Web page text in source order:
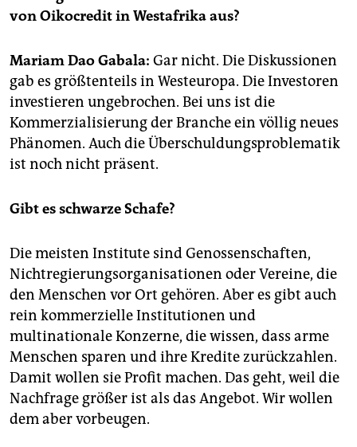
epaper login
von Oikocredit in Westafrika aus?
Mariam Dao Gabala: Gar nicht. Die Diskussionen
gab es größtenteils in Westeuropa. Die Investoren
investieren ungebrochen. Bei uns ist die
Kommerzialisierung der Branche ein völlig neues
Phänomen. Auch die Überschuldungsproblematik
ist noch nicht präsent.
Gibt es schwarze Schafe?
Die meisten Institute sind Genossenschaften,
Nichtregierungsorganisationen oder Vereine, die
den Menschen vor Ort gehören. Aber es gibt auch
rein kommerzielle Institutionen und
multinationale Konzerne, die wissen, dass arme
Menschen sparen und ihre Kredite zurückzahlen.
Damit wollen sie Profit machen. Das geht, weil die
Nachfrage größer ist als das Angebot. Wir wollen
dem aber vorbeugen.